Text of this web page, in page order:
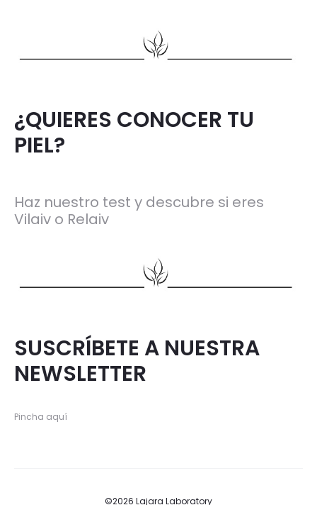
¿QUIERES CONOCER TU
PIEL?
Haz nuestro test y descubre si eres
Vilaiv o Relaiv
SUSCRÍBETE A NUESTRA
NEWSLETTER
Pincha aquí
©2026 Lajara Laboratory